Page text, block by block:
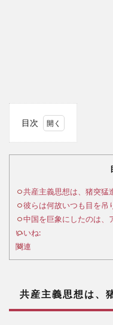
目次
想
は、
猪突
にさ
せる
る
2
共産主義思想は、猪突猛
彼らは何故いつも目を吊
中国を巨象にしたのは、
いいね:
関連
共産主義思想は、